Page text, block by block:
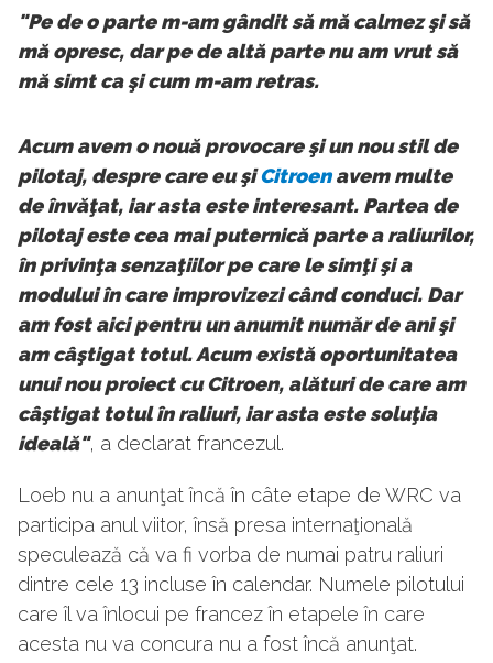
"Pe de o parte m-am gândit să mă calmez şi să
mă opresc, dar pe de altă parte nu am vrut să
mă simt ca şi cum m-am retras.
Acum avem o nouă provocare şi un nou stil de
pilotaj, despre care eu şiCitroenavem multe
de învăţat, iar asta este interesant. Partea de
pilotaj este cea mai puternică parte a raliurilor,
în privinţa senzaţiilor pe care le simţi şi a
modului în care improvizezi când conduci. Dar
am fost aici pentru un anumit număr de ani şi
am câştigat totul. Acum există oportunitatea
unui nou proiect cu Citroen, alături de care am
câştigat totul în raliuri, iar asta este soluţia
ideală", a declarat francezul.
Loeb nu a anunţat încă în câte etape de WRC va
participa anul viitor, însă presa internaţională
speculează că va fi vorba de numai patru raliuri
dintre cele 13 incluse în calendar. Numele pilotului
care îl va înlocui pe francez în etapele în care
acesta nu va concura nu a fost încă anunţat.